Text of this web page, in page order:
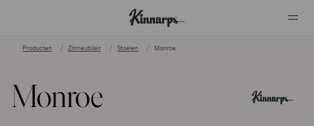
Producten Zitmeubilair Stoelen Monroe
Monroe